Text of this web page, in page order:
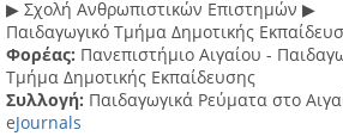
▶ Σχολή Ανθρωπιστικών Επιστημών ▶
Παιδαγωγικό Τμήμα Δημοτικής
Φορέας: Πανεπιστήμιο Αιγαίου -
Τμήμα Δημοτικής Εκπαίδευσης
Συλλογή: Παιδαγωγικά Ρεύματα στο
eJournals